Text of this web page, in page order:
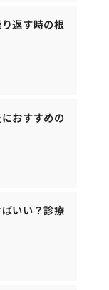
返す時の根
おすすめの
いい？診療